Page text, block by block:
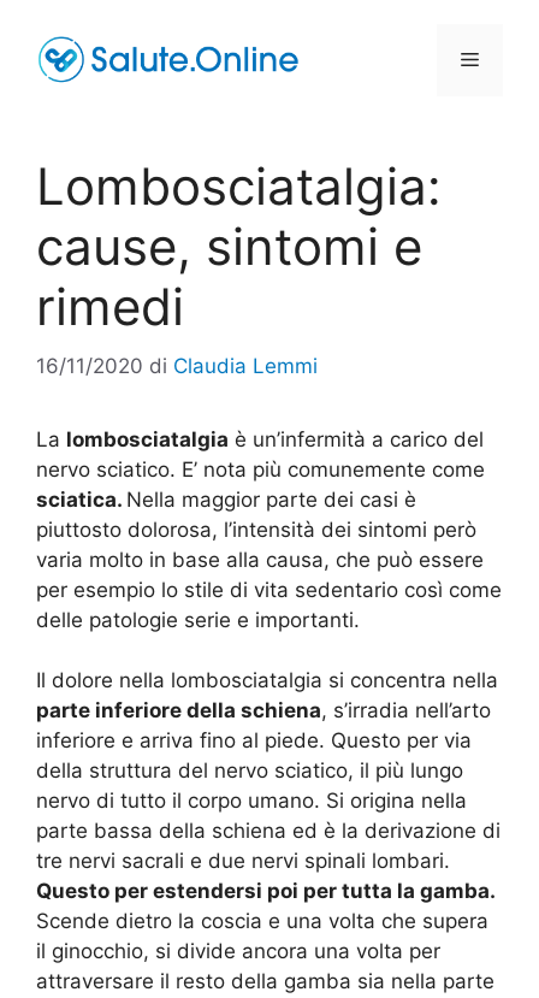
contenuto
Menu
Lombosciatalgia:
cause, sintomi e
rimedi
16/11/2020 di Claudia Lemmi
La lombosciatalgia è un’infermità a carico del
nervo sciatico. E’ nota più comunemente come
sciatica. Nella maggior parte dei casi è
piuttosto dolorosa, l’intensità dei sintomi però
varia molto in base alla causa, che può essere
per esempio lo stile di vita sedentario così come
delle patologie serie e importanti.
Il dolore nella lombosciatalgia si concentra nella
parte inferiore della schiena, s’irradia nell’arto
inferiore e arriva fino al piede. Questo per via
della struttura del nervo sciatico, il più lungo
nervo di tutto il corpo umano. Si origina nella
parte bassa della schiena ed è la derivazione di
tre nervi sacrali e due nervi spinali lombari.
Questo per estendersi poi per tutta la gamba.
Scende dietro la coscia e una volta che supera
il ginocchio, si divide ancora una volta per
attraversare il resto della gamba sia nella parte